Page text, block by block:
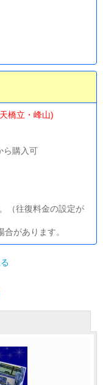
橋立・峰山)
ら購入可
（往復料金の設定が
があります。